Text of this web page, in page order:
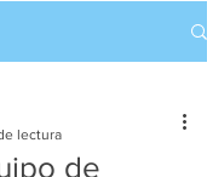
de
lectura